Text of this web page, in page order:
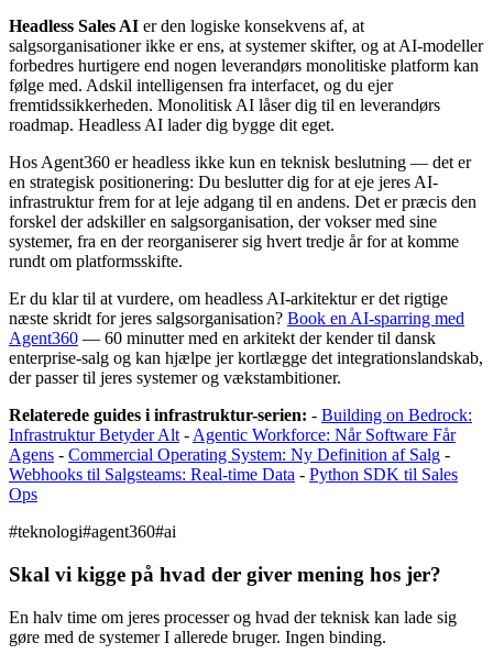
Headless Sales AI er den logiske konsekvens af, at
salgsorganisationer ikke er ens, at systemer skifter, og at AI-modeller
forbedres hurtigere end nogen leverandørs monolitiske platform kan
følge med. Adskil intelligensen fra interfacet, og du ejer
fremtidssikkerheden. Monolitisk AI låser dig til en leverandørs
roadmap. Headless AI lader dig bygge dit eget.
Hos Agent360 er headless ikke kun en teknisk beslutning — det er
en strategisk positionering: Du beslutter dig for at eje jeres AI-
infrastruktur frem for at leje adgang til en andens. Det er præcis den
forskel der adskiller en salgsorganisation, der vokser med sine
systemer, fra en der reorganiserer sig hvert tredje år for at komme
rundt om platformsskifte.
Er du klar til at vurdere, om headless AI-arkitektur er det rigtige
næste skridt for jeres salgsorganisation? Book en AI-sparring med
Agent360 — 60 minutter med en arkitekt der kender til dansk
enterprise-salg og kan hjælpe jer kortlægge det integrationslandskab,
der passer til jeres systemer og vækstambitioner.
Relaterede guides i infrastruktur-serien: - Building on Bedrock:
Infrastruktur Betyder Alt - Agentic Workforce: Når Software Får
Agens - Commercial Operating System: Ny Definition af Salg -
Webhooks til Salgsteams: Real-time Data - Python SDK til Sales
Ops
#teknologi#agent360#ai
Skal vi kigge på hvad der giver mening hos jer?
En halv time om jeres processer og hvad der teknisk kan lade sig
gøre med de systemer I allerede bruger. Ingen binding.